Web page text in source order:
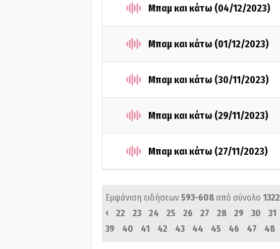
Μπαμ και κάτω (04/12/2023)
Μπαμ και κάτω (01/12/2023)
Μπαμ και κάτω (30/11/2023)
Μπαμ και κάτω (29/11/2023)
Μπαμ και κάτω (27/11/2023)
Εμφάνιση ειδήσεων593-608 από σύνολο 1322
‹
22 23 24 25 26 27 28 29 30 31
39
40 41 42 43 44 45 46 47 48